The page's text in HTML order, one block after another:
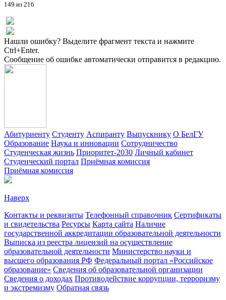
149 из 216
Нашли ошибку? Выделите фрагмент текста и нажмите
Ctrl+Enter.
Сообщение об ошибке автоматически отправится в редакцию.
Абитуриенту Студенту Аспиранту Выпускнику О БелГУ
Образование Наука и инновации Сотрудничество
Студенческая жизнь Приоритет-2030 Личный кабинет
Студенческий портал Приёмная комиссия
Приёмная комиссия
Наверх
Контакты и реквизиты Телефонный справочник Сертификаты
и свидетельства Ресурсы Карта сайта Наличие
государственной аккредитации образовательной деятельности
Выписка из реестра лицензий на осуществление
образовательной деятельности Министерствo науки и
высшего образования РФ Федеральный портал «Российское
образование» Сведения об образовательной организации
Сведения о доходах Противодействие коррупции, терроризму
и экстремизму Обратная связь